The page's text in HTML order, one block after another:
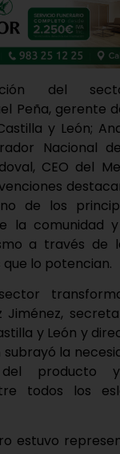
del
Peña, gerente
y León;
Nacional
CEO del
de los
la comunidad
a través de
lo potencian.
Jiménez,
y León y
subrayó la
producto
todos los
estuvo